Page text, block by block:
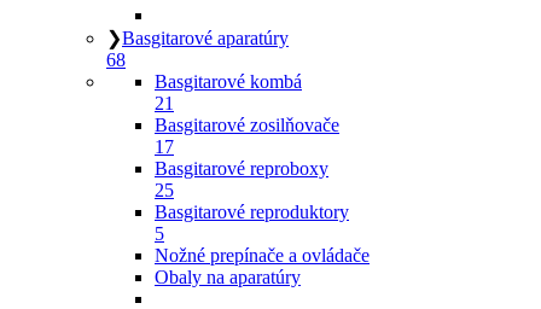
❯Basgitarové aparatúry
68
Basgitarové kombá
21
Basgitarové zosilňovače
17
Basgitarové reproboxy
25
Basgitarové reproduktory
5
Nožné prepínače a ovládače
Obaly na aparatúry